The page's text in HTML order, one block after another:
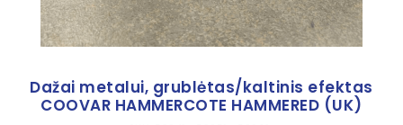
Dažai metalui, grublėtas/kaltinis efektas
COOVAR HAMMERCOTE HAMMERED (UK)